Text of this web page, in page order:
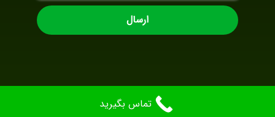
Designed ByAradBranding.com
تماس بگیرید